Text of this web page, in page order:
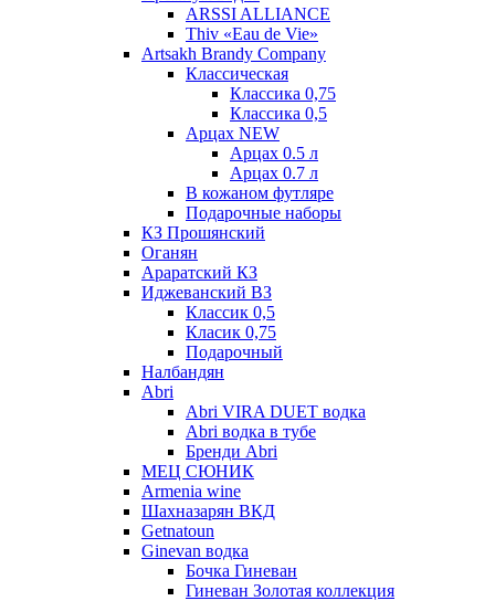
ARSSI ALLIANCE
Thiv «Eau de Vie»
Artsakh Brandy Company
Классическая
Классика 0,75
Классика 0,5
Арцах NEW
Арцах 0.5 л
Арцах 0.7 л
В кожаном футляре
Подарочные наборы
КЗ Прошянский
Оганян
Араратский КЗ
Иджеванский ВЗ
Классик 0,5
Класик 0,75
Подарочный
Налбандян
Abri
Abri VIRA DUET водка
Abri водка в тубе
Бренди Abri
МЕЦ СЮНИК
Armenia wine
Шахназарян ВКД
Getnatoun
Ginevan водка
Бочка Гиневан
Гиневан Золотая коллекция